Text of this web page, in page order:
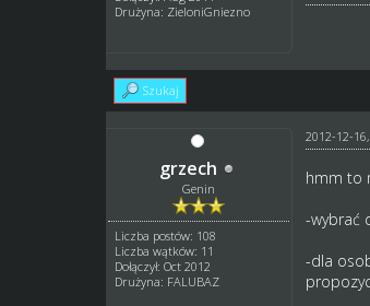
Drużyna: ZieloniGniezno
Szukaj
grzech
Genin
Liczba postów: 108
Liczba wątków: 11
Dołączył: Oct 2012
Drużyna: FALUBAZ
2012-12-
hmm to
-wybrać
-dla